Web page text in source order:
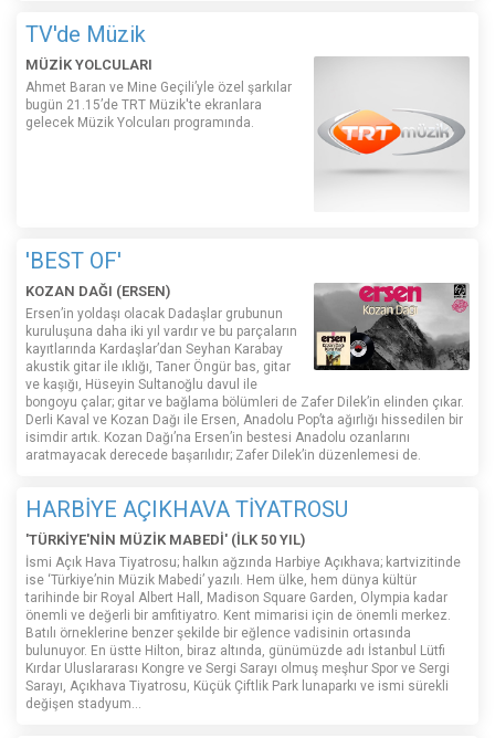
TV'de Müzik
MÜZİK YOLCULARI
Ahmet Baran ve Mine Geçili’yle özel şarkılar
bugün 21.15’de TRT Müzik'te ekranlara
gelecek Müzik Yolcuları programında.
'BEST OF'
KOZAN DAĞI (ERSEN)
Ersen’in yoldaşı olacak Dadaşlar grubunun
kuruluşuna daha iki yıl vardır ve bu parçaların
kayıtlarında Kardaşlar’dan Seyhan Karabay
akustik gitar ile ıklığı, Taner Öngür bas, gitar
ve kaşığı, Hüseyin Sultanoğlu davul ile
bongoyu çalar; gitar ve bağlama bölümleri de Zafer Dilek’in elinden çıkar.
Derli Kaval ve Kozan Dağı ile Ersen, Anadolu Pop’ta ağırlığı hissedilen bir
isimdir artık. Kozan Dağı’na Ersen’in bestesi Anadolu ozanlarını
aratmayacak derecede başarılıdır; Zafer Dilek’in düzenlemesi de.
HARBİYE AÇIKHAVA TİYATROSU
'TÜRKİYE'NİN MÜZİK MABEDİ' (İLK 50 YIL)
İsmi Açık Hava Tiyatrosu; halkın ağzında Harbiye Açıkhava; kartvizitinde
ise ‘Türkiye’nin Müzik Mabedi’ yazılı. Hem ülke, hem dünya kültür
tarihinde bir Royal Albert Hall, Madison Square Garden, Olympia kadar
önemli ve değerli bir amfitiyatro. Kent mimarisi için de önemli merkez.
Batılı örneklerine benzer şekilde bir eğlence vadisinin ortasında
bulunuyor. En üstte Hilton, biraz altında, günümüzde adı İstanbul Lütfi
Kırdar Uluslararası Kongre ve Sergi Sarayı olmuş meşhur Spor ve Sergi
Sarayı, Açıkhava Tiyatrosu, Küçük Çiftlik Park lunaparkı ve ismi sürekli
değişen stadyum…